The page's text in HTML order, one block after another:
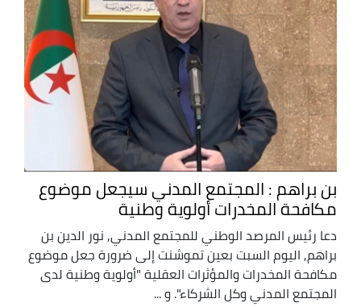
بن براهم : المجتمع المدني سيجعل موضوع
مكافحة المخدرات أولوية وطنية
دعا رئيس المرصد الوطني للمجتمع المدني, نور الدين بن
براهم, اليوم السبت بعين تموشنت إلى ضرورة جعل موضوع
مكافحة المخدرات والمؤثرات العقلية "أولوية وطنية لدى
المجتمع المدني وكل الشركاء". و ...